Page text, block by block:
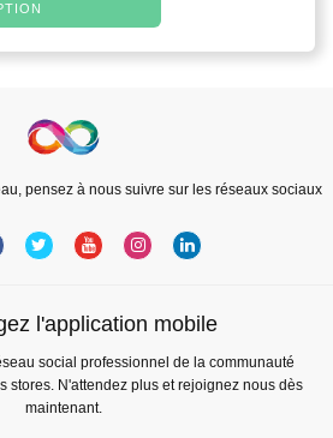
pensez à nous suivre sur les réseaux sociaux
l'application mobile
social professionnel de la communauté
stores. N'attendez plus et rejoignez nous dès
maintenant.